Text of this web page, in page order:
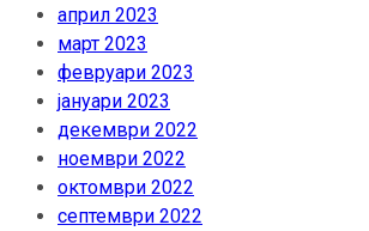
април 2023
март 2023
февруари 2023
јануари 2023
декември 2022
ноември 2022
октомври 2022
септември 2022